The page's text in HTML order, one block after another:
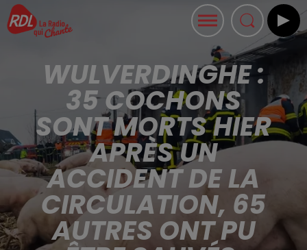
WULVERDINGHE :
35 COCHONS
SONT MORTS HIER
APRÈS UN
ACCIDENT DE LA
CIRCULATION, 65
AUTRES ONT PU